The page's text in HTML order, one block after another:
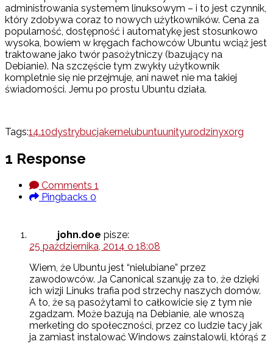
administrowania systemem linuksowym – i to jest czynnik,
który zdobywa coraz to nowych użytkowników. Cena za
popularność, dostępność i automatykę jest stosunkowo
wysoka, bowiem w kręgach fachowców Ubuntu wciąż jest
traktowane jako twór pasożytniczy (bazujący na
Debianie). Na szczęście tym zwykły użytkownik
kompletnie się nie przejmuje, ani nawet nie ma takiej
świadomości. Jemu po prostu Ubuntu działa.
Tags:14.10dystrybucjakernelubuntuunityurodzinyxorg
1 Response
Comments 1
Pingbacks 0
john.doe pisze:
25 października, 2014 o 18:08
Wiem, że Ubuntu jest “nielubiane” przez
zawodowców. Ja Canonical szanuję za to, że dzięki
ich wizji Linuks trafia pod strzechy naszych domów.
A to, że są pasożytami to całkowicie się z tym nie
zgadzam. Może bazują na Debianie, ale wnoszą
merketing do społeczności, przez co ludzie tacy jak
ja zamiast instalować Windows zainstalowli, którąś z